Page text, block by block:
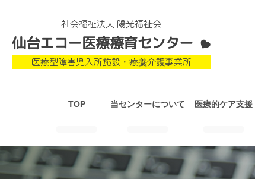
社会福祉法人 陽光福祉会
仙台エコー医療療育センター
医療型障害児入所施設・療養介護事業所
TOP 当センターについて 医療的ケア支援